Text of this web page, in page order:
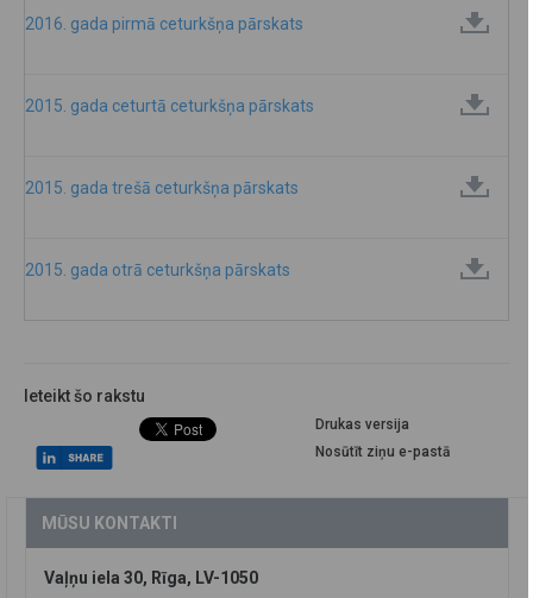
2016. gada pirmā ceturkšņa pārskats
2015. gada ceturtā ceturkšņa pārskats
2015. gada trešā ceturkšņa pārskats
2015. gada otrā ceturkšņa pārskats
Ieteikt šo rakstu
Drukas versija
Nosūtīt ziņu e-pastā
MŪSU KONTAKTI
Vaļņu iela 30, Rīga, LV-1050